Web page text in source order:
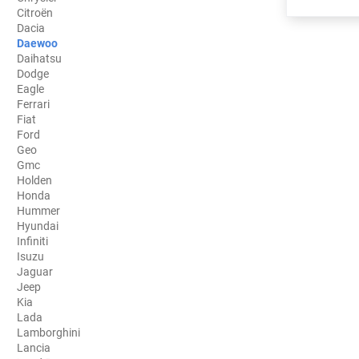
Porsche
Renault
Seat
Skoda
Tesla
Toyota
Volkswagen
Acura
Aixam
Alfa Romeo
Alpine
Citroën
Dacia
Daewoo
Daihatsu
Dodge
Eagle
Ferrari
Fiat
Ford
Geo
Gmc
Holden
Honda
Hummer
Hyundai
Infiniti
Isuzu
Jaguar
Jeep
Kia
Lada
Lamborghini
Lancia